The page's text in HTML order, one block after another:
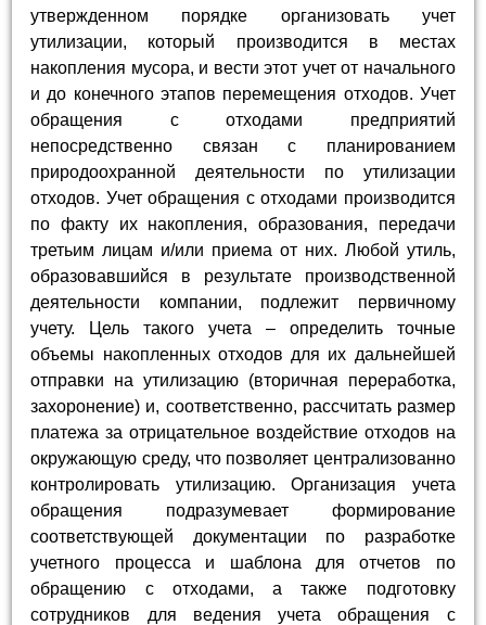
утвержденном порядке организовать учет
утилизации, который производится в местах
накопления мусора, и вести этот учет от начального
и до конечного этапов перемещения отходов. Учет
обращения с отходами предприятий
непосредственно связан с планированием
природоохранной деятельности по утилизации
отходов. Учет обращения с отходами производится
по факту их накопления, образования, передачи
третьим лицам и/или приема от них. Любой утиль,
образовавшийся в результате производственной
деятельности компании, подлежит первичному
учету. Цель такого учета – определить точные
объемы накопленных отходов для их дальнейшей
отправки на утилизацию (вторичная переработка,
захоронение) и, соответственно, рассчитать размер
платежа за отрицательное воздействие отходов на
окружающую среду, что позволяет централизованно
контролировать утилизацию. Организация учета
обращения подразумевает формирование
соответствующей документации по разработке
учетного процесса и шаблона для отчетов по
обращению с отходами, а также подготовку
сотрудников для ведения учета обращения с